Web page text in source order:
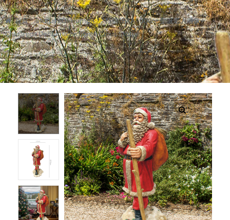
首頁 Statues Of Human
*預購*BAA-0006-聖誕老人雕像-
Christmas Decorations Santa Claus Statue